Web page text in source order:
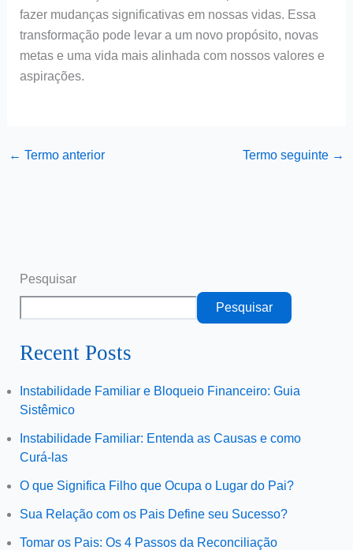
fazer mudanças significativas em nossas vidas. Essa
transformação pode levar a um novo propósito, novas
metas e uma vida mais alinhada com nossos valores e
aspirações.
← Termo anterior Termo seguinte →
Pesquisar
Pesquisar
Recent Posts
Instabilidade Familiar e Bloqueio Financeiro: Guia
Sistêmico
Instabilidade Familiar: Entenda as Causas e como
Curá-las
O que Significa Filho que Ocupa o Lugar do Pai?
Sua Relação com os Pais Define seu Sucesso?
Tomar os Pais: Os 4 Passos da Reconciliação